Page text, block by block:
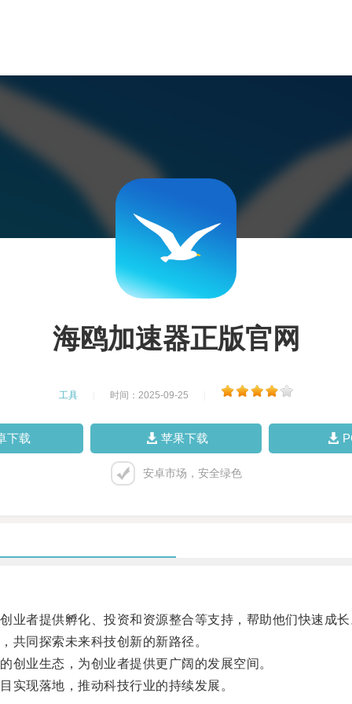
海鸥加速器正版官网
工具 时间：2025-09-25
下载 苹果下载
安卓市场，安全绿色
者提供孵化、投资和资源整合等支持，帮助他们快速成长
同探索未来科技创新的新路径。
业生态，为创业者提供更广阔的发展空间。
现落地，推动科技行业的持续发展。